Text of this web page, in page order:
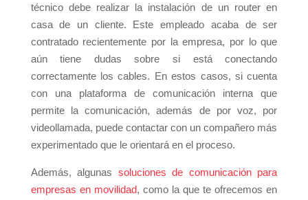
técnico debe realizar la instalación de un router en
casa de un cliente. Este empleado acaba de ser
contratado recientemente por la empresa, por lo que
aún tiene dudas sobre si está conectando
correctamente los cables. En estos casos, si cuenta
con una plataforma de comunicación interna que
permite la comunicación, además de por voz, por
videollamada, puede contactar con un compañero más
experimentado que le orientará en el proceso.
Además, algunas soluciones de comunicación para
empresas en movilidad, como la que te ofrecemos en